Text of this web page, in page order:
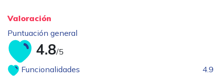
Valoración
Puntuación general
4.8/5
Funcionalidades
4.9